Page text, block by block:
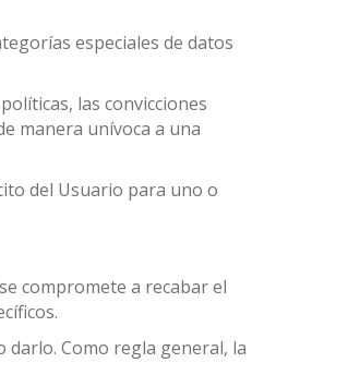
especiales de datos
las convicciones
manera unívoca a una
del Usuario para uno o
compromete a recabar el
Como regla general, la